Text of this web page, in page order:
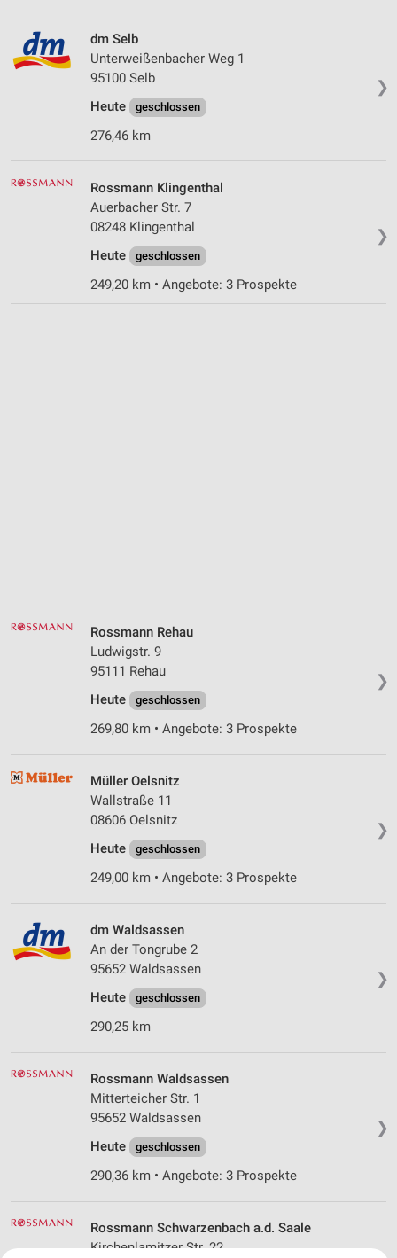
❯
dm Selb
Unterweißenbacher Weg 1
95100 Selb
Heute
geschlossen
276,46 km
❯
Rossmann Klingenthal
Auerbacher Str. 7
08248 Klingenthal
Heute
geschlossen
249,20 km • Angebote: 3 Prospekte
❯
Rossmann Rehau
Ludwigstr. 9
95111 Rehau
Heute
geschlossen
269,80 km • Angebote: 3 Prospekte
❯
Müller Oelsnitz
Wallstraße 11
08606 Oelsnitz
Heute
geschlossen
249,00 km • Angebote: 3 Prospekte
❯
dm Waldsassen
An der Tongrube 2
95652 Waldsassen
Heute
geschlossen
290,25 km
❯
Rossmann Waldsassen
Mitterteicher Str. 1
95652 Waldsassen
Heute
geschlossen
290,36 km • Angebote: 3 Prospekte
Rossmann Schwarzenbach a.d. Saale
Kirchenlamitzer Str. 22